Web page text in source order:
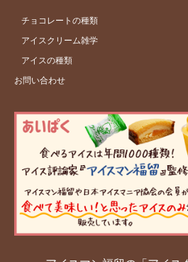
チョコレートの種類
アイスクリーム雑学
アイスの種類
お問い合わせ